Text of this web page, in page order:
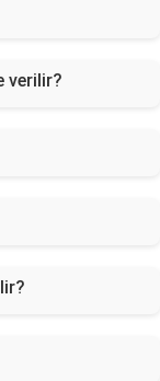
verilir?